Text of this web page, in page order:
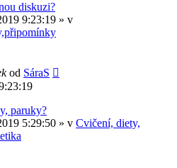
diskuzi?
9:23:19 » v
od SáraS
paruky?
5:29:50 » v Cvičení, diety,